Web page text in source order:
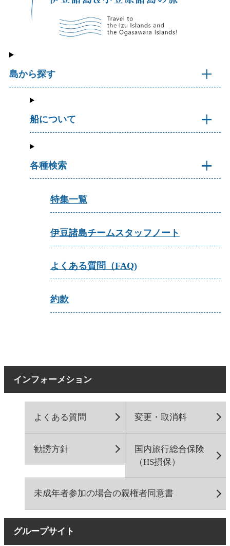
島から探す
船について
各種検索
特集一覧
伊豆諸島チームスタッフノート
よくある質問（FAQ)
約款
インフォーメション
よくある質問 変更・取消料
勧誘方針
国内旅行総合保険
（HS損保）
未成年者参加の場合の親権者同意書
グループサイト